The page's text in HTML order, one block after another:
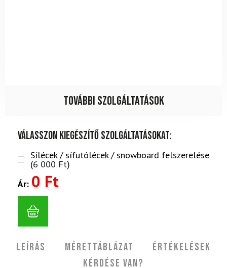
További szolgáltatások
Válasszon kiegészítő szolgáltatásokat:
Sílécek / sífutólécek / snowboard felszerelése
(6 000 Ft)
Ár: 0 Ft
Leírás Mérettáblázat
Értékelések
Kérdése van?